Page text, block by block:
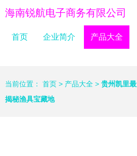
海南锐航电子商务有限公司
首页 企业简介 产品大全
当前位置： 首页 > 产品大全 > 贵州凯里
揭秘渔具宝藏地